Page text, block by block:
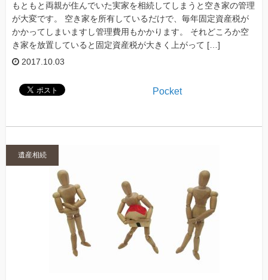
もともと両親が住んでいた実家を相続してしまうと空き家の管理
が大変です。 空き家を所有しているだけで、毎年固定資産税が
かかってしまいますし管理費用もかかります。 それどころか空
き家を放置していると固定資産税が大きく上がって […]
2017.10.03
Pocket
遺産相続